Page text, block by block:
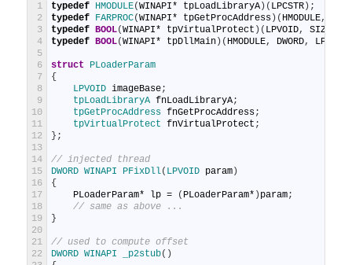
1
2
3
4
5
6
7
8
9
10
11
12
13
14
15
16
17
18
19
20
21
22
typedef HMODULE(WINAPI* tpLoadLibraryA ) ( LPCSTR ) ;
typedef FARPROC(WINAPI* tpGetProcAddress ) ( HMODULE,
typedef BOOL(WINAPI* tpVirtualProtect ) ( LPVOID, SIZE_T
typedef BOOL(WINAPI* tpDllMain ) ( HMODULE, DWORD, LPVOID
struct
PLoaderParam
{
LPVOID imageBase;
tpLoadLibraryA fnLoadLibraryA;
tpGetProcAddress fnGetProcAddress;
tpVirtualProtect fnVirtualProtect ;
} ;
// injected thread
DWORD WINAPI PFixDll( LPVOID param )
{
PLoaderParam* lp = ( PLoaderParam* )param;
// same as above ...
}
// used to compute offset
DWORD WINAPI _p2stub( )